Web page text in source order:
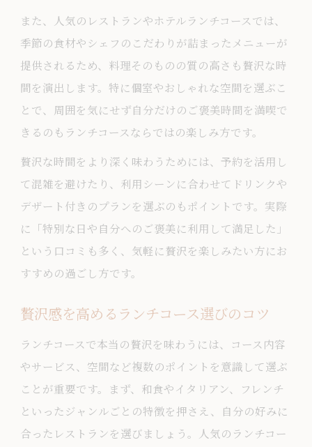
話題のランチコースで贅沢な休日を楽し
む方法
満足度重視ならランチコースの選択がポイン
ト
満足度重視のランチコース選びの秘訣
コース内容で選ぶランチの満足度アップ
法
ランチコースで後悔しないポイントを徹
底解説
贅沢な時間を叶えるランチコースの満足
条件
人気ランチコースで満足度を高める方法
時間
季節を感じる和食ランチコースの魅力
和食ランチコースで心も満たす贅沢体験
また、人気のレストランやホテルランチコースでは、
季節の食材やシェフのこだわりが詰まったメニューが
提供されるため、料理そのものの質の高さも贅沢な時
間を演出します。特に個室やおしゃれな空間を選ぶこ
とで、周囲を気にせず自分だけのご褒美時間を満喫で
きるのもランチコースならではの楽しみ方です。
贅沢な時間をより深く味わうためには、予約を活用し
て混雑を避けたり、利用シーンに合わせてドリンクや
デザート付きのプランを選ぶのもポイントです。実際
に「特別な日や自分へのご褒美に利用して満足した」
という口コミも多く、気軽に贅沢を楽しみたい方にお
すすめの過ごし方です。
贅沢感を高めるランチコース選びのコツ
ランチコースで本当の贅沢を味わうには、コース内容
やサービス、空間など複数のポイントを意識して選ぶ
ことが重要です。まず、和食やイタリアン、フレンチ
といったジャンルごとの特徴を押さえ、自分の好みに
合ったレストランを選びましょう。人気のランチコー